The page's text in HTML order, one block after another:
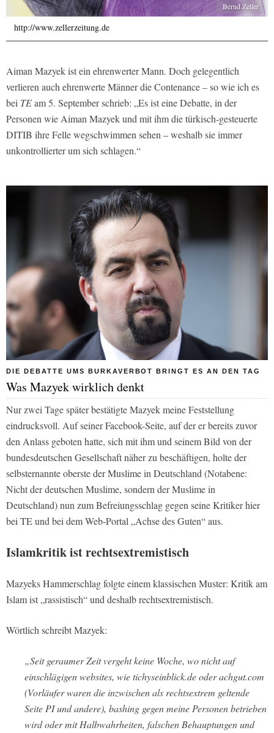
Bernd Zeller
http://www.zellerzeitung.de
Aiman Mazyek ist ein ehrenwerter Mann. Doch gelegentlich
verlieren auch ehrenwerte Männer die Contenance – so wie ich es
bei TEam 5. September schrieb: „Es ist eine Debatte, in der
Personen wie Aiman Mazyek und mit ihm die türkisch-gesteuerte
DITIB ihre Felle wegschwimmen sehen – weshalb sie immer
unkontrollierter um sich schlagen.“
DIE DEBATTE UMS BURKAVERBOT BRINGT ES AN DEN TAG
Was Mazyek wirklich denkt
Nur zwei Tage später bestätigte Mazyek meine Feststellung
eindrucksvoll. Auf seiner Facebook-Seite, auf der er bereits zuvor
den Anlass geboten hatte, sich mit ihm und seinem Bild von der
bundesdeutschen Gesellschaft näher zu beschäftigen, holte der
selbsternannte oberste der Muslime in Deutschland (Notabene:
Nicht der deutschen Muslime, sondern der Muslime in
Deutschland) nun zum Befreiungsschlag gegen seine Kritiker hier
bei TEund bei dem Web-Portal „Achse des Guten“aus.
Islamkritik ist rechtsextremistisch
Mazyeks Hammerschlag folgte einem klassischen Muster: Kritik am
Islam ist „rassistisch“ und deshalb rechtsextremistisch.
Wörtlich schreibt Mazyek:
„Seit geraumer Zeit vergeht keine Woche, wo nicht auf
einschlägigen websites, wie tichyseinblick.de oder achgut.com
(Vorläufer waren die inzwischen als rechtsextrem geltende
Seite PI und andere), bashing gegen meine Personen betrieben
wird oder mit Halbwahrheiten, falschen Behauptungen und